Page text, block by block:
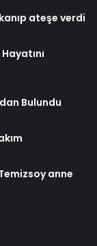
ateşe verdi
Bulundu
anne